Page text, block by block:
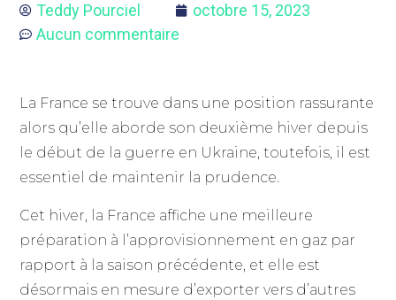
Teddy Pourciel
octobre 15, 2023
Aucun commentaire
La France se trouve dans une position rassurante
alors qu’elle aborde son deuxième hiver depuis
le début de la guerre en Ukraine, toutefois, il est
essentiel de maintenir la prudence.
Cet hiver, la France affiche une meilleure
préparation à l’approvisionnement en gaz par
rapport à la saison précédente, et elle est
désormais en mesure d’exporter vers d’autres